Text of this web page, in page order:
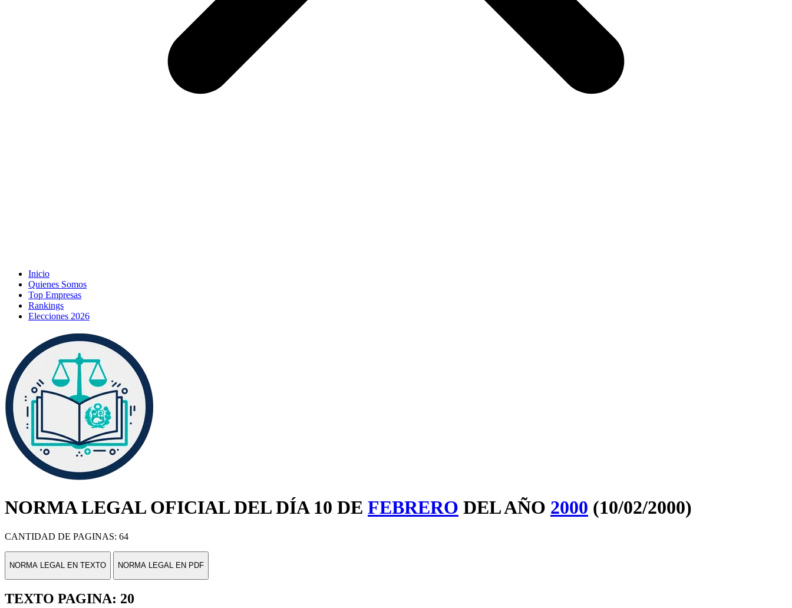
Inicio
Quienes Somos
Top Empresas
Rankings
Elecciones 2026
NORMA LEGAL OFICIAL DEL DÍA 10 DE FEBRERO DEL AÑO 2000 (10/02/2000)
CANTIDAD DE PAGINAS: 64
NORMA LEGAL EN TEXTO NORMA LEGAL EN PDF
TEXTO PAGINA: 20